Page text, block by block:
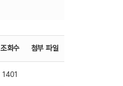
조회수 첨부 파일
1401